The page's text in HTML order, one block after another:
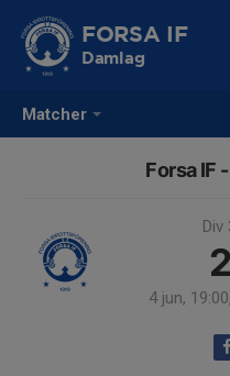
Matcher
FORSA IF
Damlag
Forsa IF
Div
4 jun,